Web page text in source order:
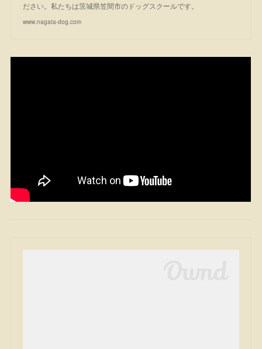
ださい。私たちは茨城県笠間市のドッグスクールです。
www.nagata-dog.com